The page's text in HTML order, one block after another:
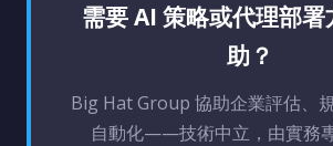
需要 AI 策略或代理部署
助？
Big Hat Group 協助企業評估、
自動化——技術中立，由實務專